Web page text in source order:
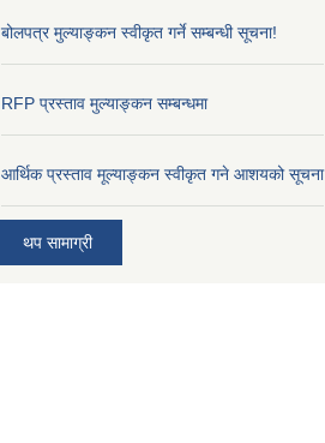
बोलपत्र मुल्याङ्कन स्वीकृत गर्ने सम्बन्धी सूचना!
RFP प्रस्ताव मुल्याङ्कन सम्बन्धमा
आर्थिक प्रस्ताव मूल्याङ्कन स्वीकृत गने आशयको सूचना
थप सामाग्री